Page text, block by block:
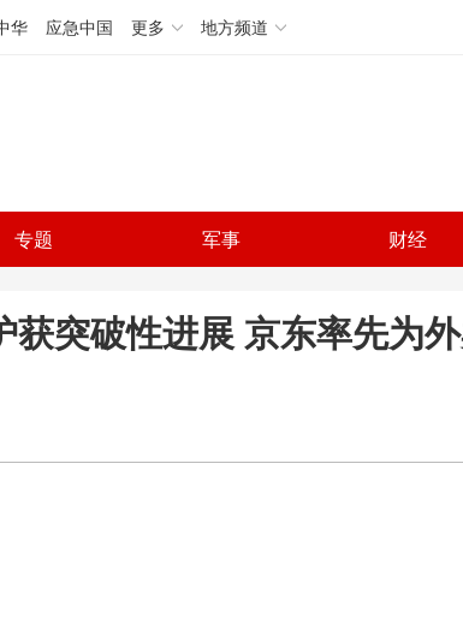
华 应急中国 更多 地方频道
专题 军事 财经
获突破性进展 京东率先为